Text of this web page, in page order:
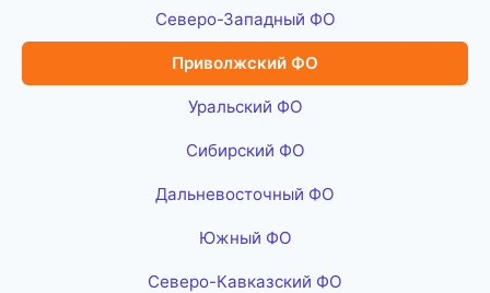
Северо-Западный ФО
Приволжский ФО
Уральский ФО
Сибирский ФО
Дальневосточный ФО
Южный ФО
Северо-Кавказский ФО